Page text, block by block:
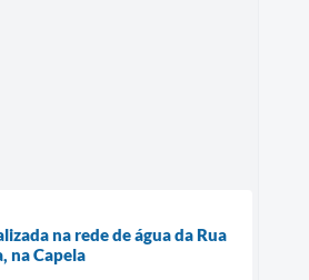
na rede de água da Rua
na Capela